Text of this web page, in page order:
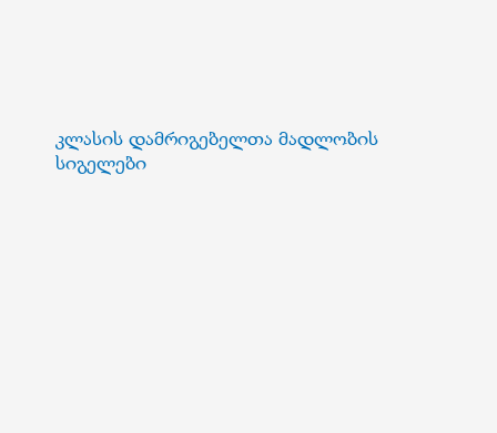
კლასის დამრიგებელთა მადლობის
სიგელები